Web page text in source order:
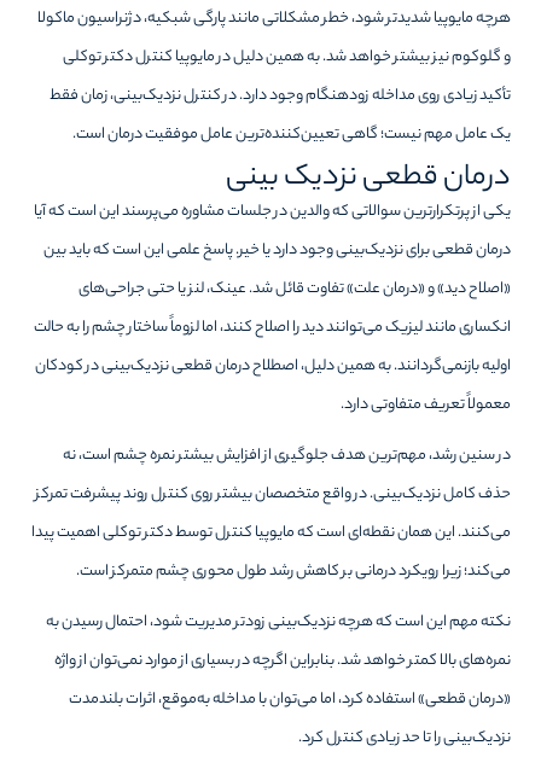
هرچه مایوپیا شدیدتر شود، خطر مشکلاتی مانند پارگی شبکیه، دژنراسیون ماکولا
و گلوکوم نیز بیشتر خواهد شد. به همین دلیل در مایوپیا کنترل دکتر توکلی
تأکید زیادی روی مداخله زودهنگام وجود دارد. در کنترل نزدیک‌بینی، زمان فقط
یک عامل مهم نیست؛ گاهی تعیین‌کننده‌ترین عامل موفقیت درمان است.
درمان قطعی نزدیک بینی
یکی از پرتکرارترین سوالاتی که والدین در جلسات مشاوره می‌پرسند این است که آیا
درمان قطعی برای نزدیک‌بینی وجود دارد یا خیر. پاسخ علمی این است که باید بین
«اصلاح دید» و «درمان علت» تفاوت قائل شد. عینک، لنز یا حتی جراحی‌های
انکساری مانند لیزیک می‌توانند دید را اصلاح کنند، اما لزوماً ساختار چشم را به حالت
اولیه بازنمی‌گردانند. به همین دلیل، اصطلاح درمان قطعی نزدیک‌بینی در کودکان
معمولاً تعریف متفاوتی دارد.
در سنین رشد، مهم‌ترین هدف جلوگیری از افزایش بیشتر نمره چشم است، نه
حذف کامل نزدیک‌بینی. در واقع متخصصان بیشتر روی کنترل روند پیشرفت تمرکز
می‌کنند. این همان نقطه‌ای است که مایوپیا کنترل توسط دکتر توکلی اهمیت پیدا
می‌کند؛ زیرا رویکرد درمانی بر کاهش رشد طول محوری چشم متمرکز است.
نکته مهم این است که هرچه نزدیک‌بینی زودتر مدیریت شود، احتمال رسیدن به
نمره‌های بالا کمتر خواهد شد. بنابراین اگرچه در بسیاری از موارد نمی‌توان از واژه
«درمان قطعی» استفاده کرد، اما می‌توان با مداخله به‌موقع، اثرات بلندمدت
نزدیک‌بینی را تا حد زیادی کنترل کرد.